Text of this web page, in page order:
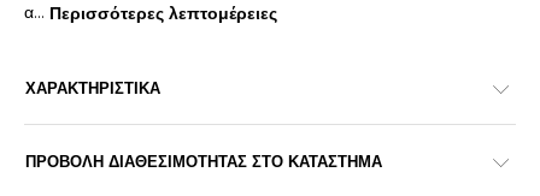
α... Περισσότερες λεπτομέρειες
ΧΑΡΑΚΤΗΡΙΣΤΙΚΑ
ΠΡΟΒΟΛΗ ΔΙΑΘΕΣΙΜΟΤΗΤΑΣ ΣΤΟ ΚΑΤΑΣΤΗΜΑ